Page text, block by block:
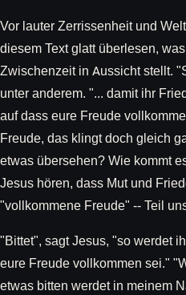
Vor lauter Zerrissenheit und
diesem Text glatt überlesen,
Zwischenzeit in Aussicht stellt.
unter anderem. "... damit ihr
auf dass eure Freude
Freude, das klingt doch gleich
etwas übersehen? Wie kommt
Jesus hören, dass Mut und
"vollkommene Freude" -- Teil
"Bittet", sagt Jesus, "so werdet
eure Freude vollkommen sei."
etwas bitten werdet in meinem